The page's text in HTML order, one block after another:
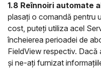
1.8 Reînnoiri automate
plasați o comandă pentru
cost, puteți utiliza acel
încheierea perioadei de
FieldView respectiv.
și ne-ați furnizat